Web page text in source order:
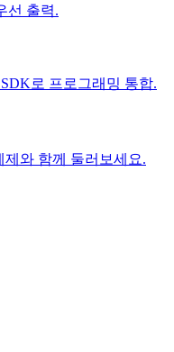
선 출력.
SDK로 프로그래밍 통합.
제와 함께 둘러보세요.